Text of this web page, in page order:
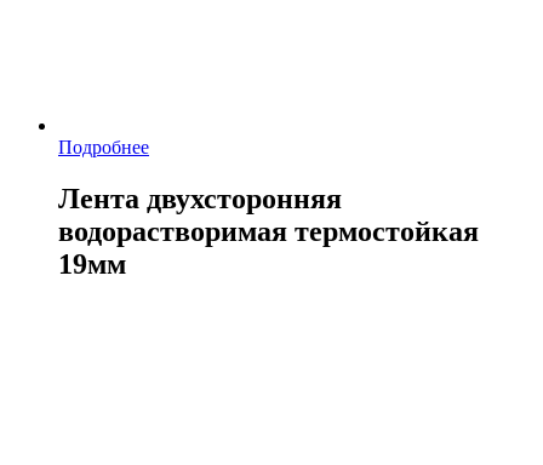
Подробнее
Лента двухсторонняя
водорастворимая термостойкая
19мм